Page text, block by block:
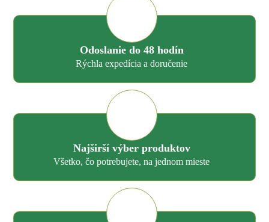
Odoslanie do 48 hodín
Rýchla expedícia a doručenie
Najširší výber produktov
Všetko, čo potrebujete, na jednom mieste